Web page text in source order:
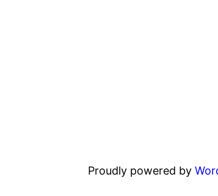
Proudly powered by